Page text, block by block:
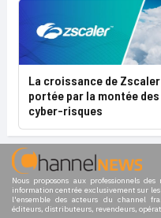
La croissance de Zscaler
portée par la montée des
cyber-risques
Nous proposons aux professionnels
information centrée exclusivement sur
l'ensemble des acteurs du channel
éditeurs, distributeurs, revendeurs,